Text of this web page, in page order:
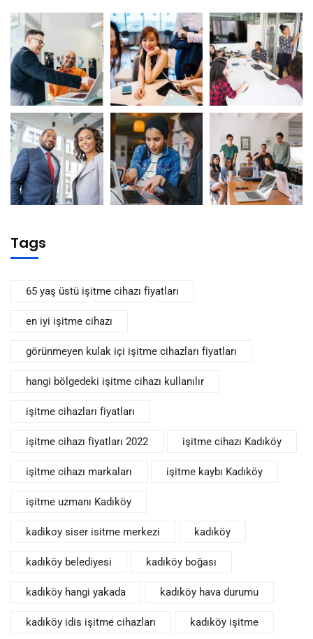
Tags
65 yaş üstü işitme cihazı fiyatları
en iyi işitme cihazı
görünmeyen kulak içi işitme cihazları fiyatları
hangi bölgedeki işitme cihazı kullanılır
işitme cihazları fiyatları
işitme cihazı fiyatları 2022 işitme cihazı Kadıköy
işitme cihazı markaları işitme kaybı Kadıköy
işitme uzmanı Kadıköy
kadikoy siser isitme merkezi kadıköy
kadıköy belediyesi kadıköy boğası
kadıköy hangi yakada kadıköy hava durumu
kadıköy idis işitme cihazları kadıköy işitme